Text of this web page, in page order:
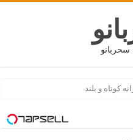
کوتاه و بلند